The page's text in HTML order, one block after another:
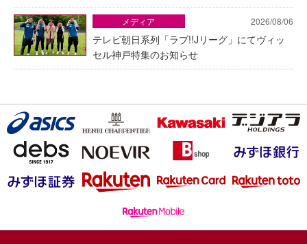
2026/08/06
テレビ朝日系列「ラブ!!Jリーグ」にてヴィッ
セル神戸特集のお知らせ
メディア